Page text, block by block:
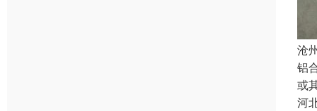
沧
铝
或
河